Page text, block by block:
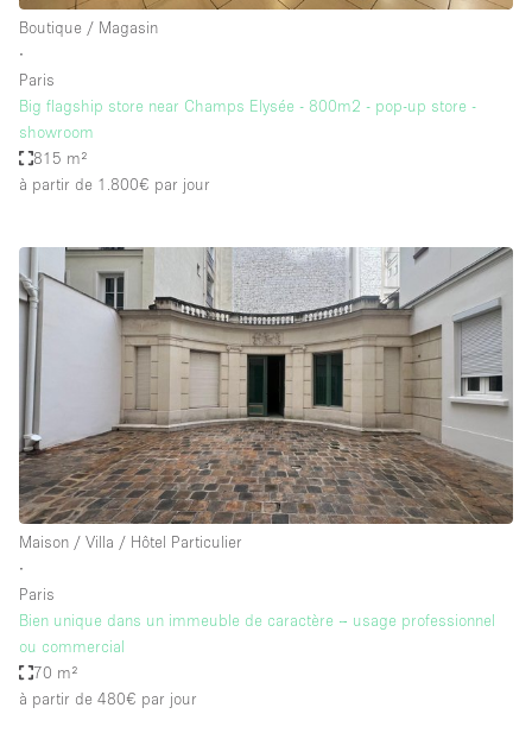
Boutique / Magasin
∙
Paris
Big flagship store near Champs Elysée - 800m2 - pop-up store -
showroom
815 m²
à partir de 1.800€ par jour
Maison / Villa / Hôtel Particulier
∙
Paris
Bien unique dans un immeuble de caractère – usage professionnel
ou commercial
70 m²
à partir de 480€ par jour